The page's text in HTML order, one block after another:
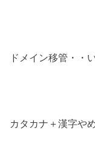
ドメイン移管・・
カタカナ＋漢字や